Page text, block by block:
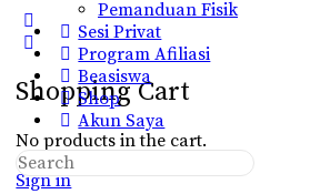
Shopping Cart
No products in the cart.
Sign in
Pemanduan Fisik
Sesi Privat
Program Afiliasi
Beasiswa
Shop
Akun Saya
Search
for: